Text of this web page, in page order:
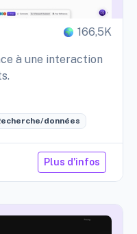
166,5K
à une interaction
données
Plus d'infos